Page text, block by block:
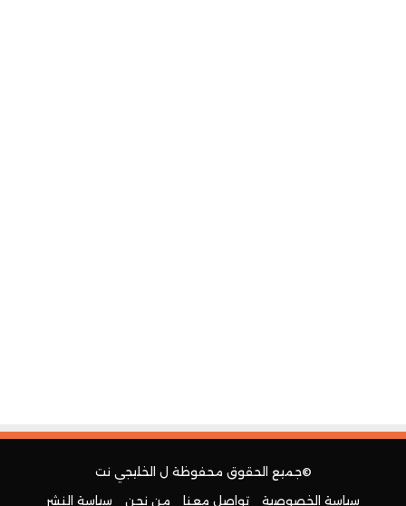
©جميع الحقوق محفوظة ل الخليجي نت
سياسة الخصوصية
تواصل معنا من نحن سياسة النشر